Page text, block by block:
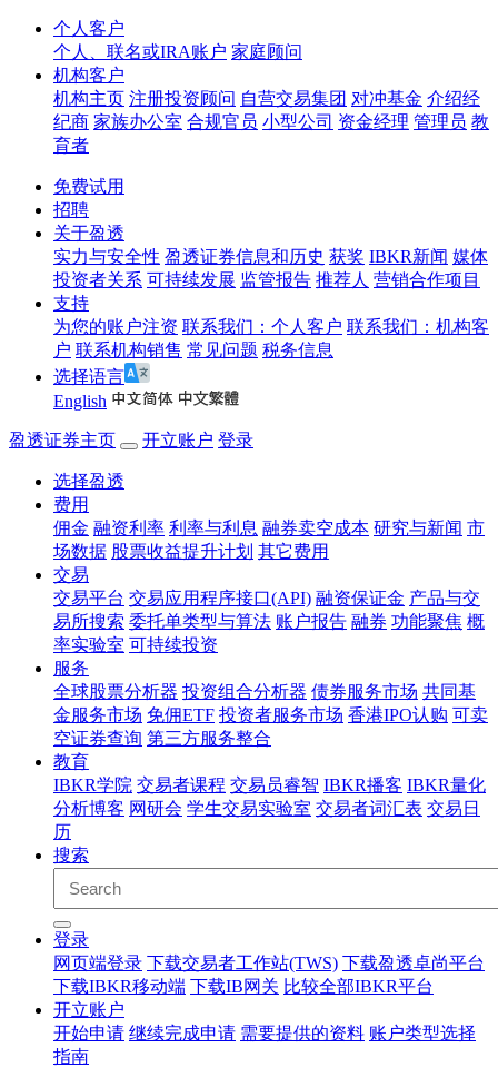
个人客户
个人、联名或IRA账户 家庭顾问
机构客户
机构主页 注册投资顾问 自营交易集团 对冲基金 介绍经
纪商 家族办公室 合规官员 小型公司 资金经理 管理员 教
育者
免费试用
招聘
关于盈透
实力与安全性 盈透证券信息和历史 获奖 IBKR新闻 媒体
投资者关系 可持续发展 监管报告 推荐人 营销合作项目
支持
为您的账户注资 联系我们：个人客户 联系我们：机构客
户 联系机构销售 常见问题 税务信息
选择语言
English
盈透证券主页 开立账户 登录
选择盈透
费用
佣金 融资利率 利率与利息 融券卖空成本 研究与新闻 市
场数据 股票收益提升计划 其它费用
交易
交易平台 交易应用程序接口(API) 融资保证金 产品与交
易所搜索 委托单类型与算法 账户报告 融券 功能聚焦 概
率实验室 可持续投资
服务
全球股票分析器 投资组合分析器 债券服务市场 共同基
金服务市场 免佣ETF 投资者服务市场 香港IPO认购 可卖
空证券查询 第三方服务整合
教育
IBKR学院 交易者课程 交易员睿智 IBKR播客 IBKR量化
分析博客 网研会 学生交易实验室 交易者词汇表 交易日
历
搜索
登录
网页端登录 下载交易者工作站(TWS) 下载盈透卓尚平台
下载IBKR移动端 下载IB网关 比较全部IBKR平台
开立账户
开始申请 继续完成申请 需要提供的资料 账户类型选择
指南